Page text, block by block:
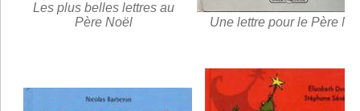
Les plus belles lettres au
Père Noël
Une lettre pour le Père